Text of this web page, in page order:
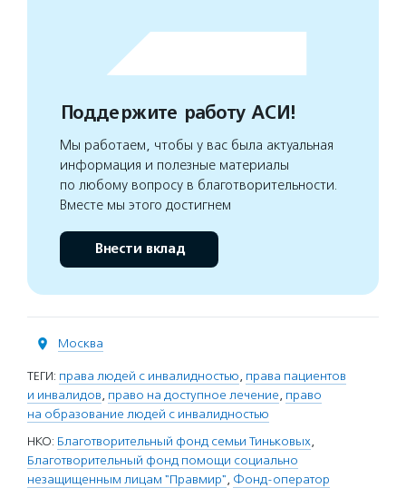
Поддержите работу АСИ!
Мы работаем, чтобы у вас была актуальная
информация и полезные материалы
по любому вопросу в благотворительности.
Вместе мы этого достигнем
Внести вклад
Москва
ТЕГИ: права людей с инвалидностью, права пациентов
и инвалидов, право на доступное лечение, право
на образование людей с инвалидностью
НКО: Благотворительный фонд семьи Тиньковых,
Благотворительный фонд помощи социально
незащищенным лицам "Правмир", Фонд-оператор